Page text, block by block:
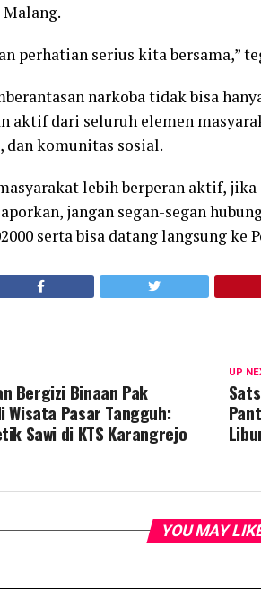
perhatian serius kita bersama,”
narkoba tidak bisa
aktif dari seluruh elemen
dan komunitas sosial.
lebih berperan aktif,
jangan segan-segan
serta bisa datang langsung ke
UP
Bergizi Binaan Pak
Wisata Pasar Tangguh:
Sawi di KTS Karangrejo
YOU MAY